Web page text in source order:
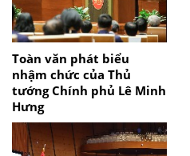
Toàn văn phát biểu
nhậm chức của Thủ
tướng Chính phủ Lê Minh
Hưng